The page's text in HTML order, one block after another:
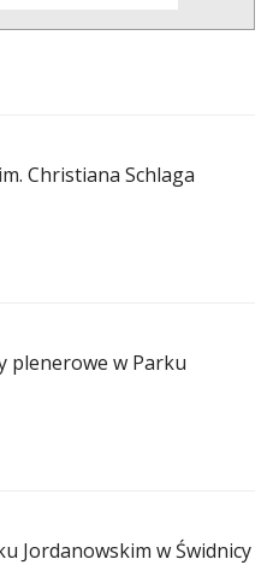
Christiana Schlaga
plenerowe w Parku
Jordanowskim w Świdnicy